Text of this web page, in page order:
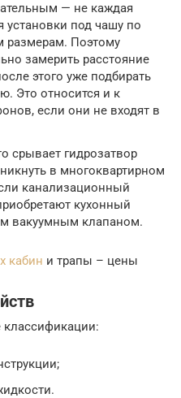
— не каждая
установки под чашу по
размерам. Поэтому
замерить расстояние
этого уже подбирать
Это относится и к
если они не входят в
срывает гидрозатвор
в многоквартирном
канализационный
кухонный
вакуумным клапаном.
кабин и трапы – цены
классификации: